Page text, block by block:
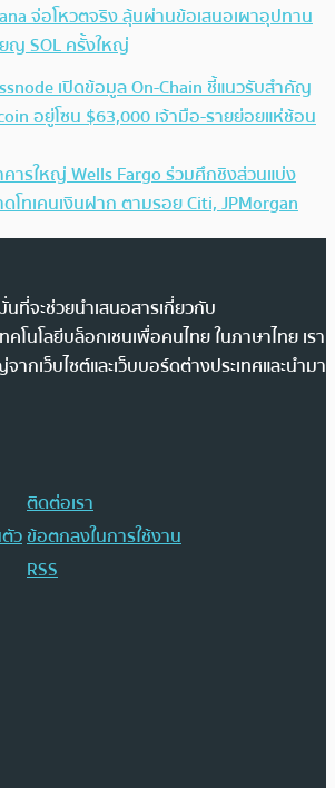
จ่อโหวตจริง ลุ้นผ่านข้อเสนอเผาอุปทาน
ญ SOL ครั้งใหญ่
เปิดข้อมูล On-Chain ชี้แนวรับสำคัญ
อยู่โซน $63,000 เจ้ามือ-รายย่อยแห่ช้อน
ารใหญ่ Wells Fargo ร่วมศึกชิงส่วนแบ่ง
โทเคนเงินฝาก ตามรอย Citi, JPMorgan
ที่จะช่วยนำเสนอสารเกี่ยวกับ
คโนโลยีบล็อกเชนเพื่อคนไทย ในภาษาไทย เรา
กเว็บไซต์และเว็บบอร์ดต่างประเทศและนำมา
ติดต่อเรา
วข้อตกลงในการใช้งาน
RSS